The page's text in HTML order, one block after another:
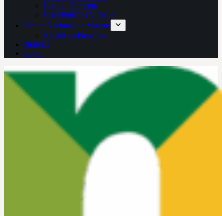
Eixo 4 | Fomento
Contribuições Virtuais
Fórum Nacional de Museus
Relatórios Passados
Notícias
Login